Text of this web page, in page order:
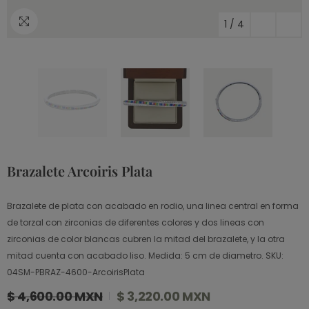
1 / 4
Brazalete Arcoiris Plata
Brazalete de plata con acabado en rodio, una linea central en forma
de torzal con zirconias de diferentes colores y dos lineas con
zirconias de color blancas cubren la mitad del brazalete, y la otra
mitad cuenta con acabado liso. Medida: 5 cm de diametro. SKU:
04SM-PBRAZ-4600-ArcoirisPlata
$ 4,600.00 MXN $ 3,220.00 MXN